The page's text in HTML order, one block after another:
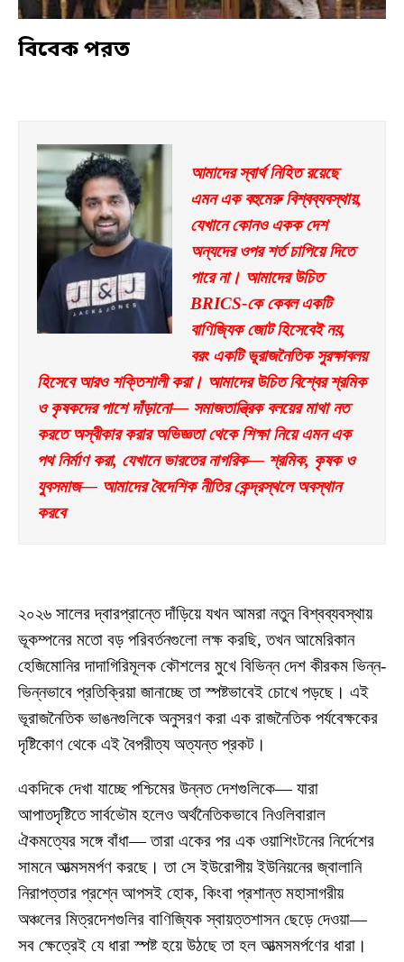
বিবেক পরত
আমাদের স্বার্থ নিহিত রয়েছে
এমন এক বহুমেরু বিশ্বব্যবস্থায়,
যেখানে কোনও একক দেশ
অন্যদের ওপর শর্ত চাপিয়ে দিতে
পারে না। আমাদের উচিত
BRICS-কে কেবল একটি
বাণিজ্যিক জোট হিসেবেই নয়,
বরং একটি ভূরাজনৈতিক সুরক্ষাবলয়
হিসেবে আরও শক্তিশালী করা। আমাদের উচিত বিশ্বের শ্রমিক
ও কৃষকদের পাশে দাঁড়ানো— সমাজতান্ত্রিক বলয়ের মাথা নত
করতে অস্বীকার করার অভিজ্ঞতা থেকে শিক্ষা নিয়ে এমন এক
পথ নির্মাণ করা, যেখানে ভারতের নাগরিক— শ্রমিক, কৃষক ও
যুবসমাজ— আমাদের বৈদেশিক নীতির কেন্দ্রস্থলে অবস্থান
করবে
২০২৬ সালের দ্বারপ্রান্তে দাঁড়িয়ে যখন আমরা নতুন বিশ্বব্যবস্থায়
ভূকম্পনের মতো বড় পরিবর্তনগুলো লক্ষ করছি, তখন আমেরিকান
হেজিমোনির দাদাগিরিমূলক কৌশলের মুখে বিভিন্ন দেশ কীরকম ভিন্ন-
ভিন্নভাবে প্রতিক্রিয়া জানাচ্ছে তা স্পষ্টভাবেই চোখে পড়ছে। এই
ভূরাজনৈতিক ভাঙনগুলিকে অনুসরণ করা এক রাজনৈতিক পর্যবেক্ষকের
দৃষ্টিকোণ থেকে এই বৈপরীত্য অত্যন্ত প্রকট।
একদিকে দেখা যাচ্ছে পশ্চিমের উন্নত দেশগুলিকে— যারা
আপাতদৃষ্টিতে সার্বভৌম হলেও অর্থনৈতিকভাবে নিওলিবারাল
ঐকমত্যের সঙ্গে বাঁধা— তারা একের পর এক ওয়াশিংটনের নির্দেশের
সামনে আত্মসমর্পণ করছে। তা সে ইউরোপীয় ইউনিয়নের জ্বালানি
নিরাপত্তার প্রশ্নে আপসই হোক, কিংবা প্রশান্ত মহাসাগরীয়
অঞ্চলের মিত্রদেশগুলির বাণিজ্যিক স্বায়ত্তশাসন ছেড়ে দেওয়া—
সব ক্ষেত্রেই যে ধারা স্পষ্ট হয়ে উঠছে তা হল আত্মসমর্পণের ধারা।